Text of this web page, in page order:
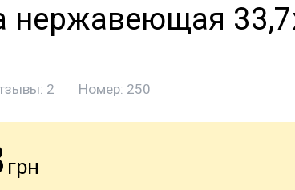
нержавеющая
2 Номер: 250
грн